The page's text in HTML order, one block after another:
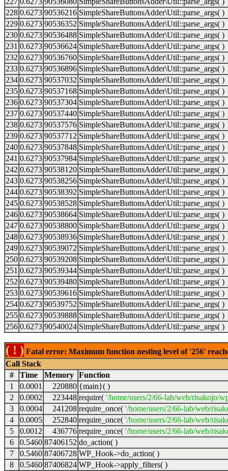
228 0.6273 90536216 SimpleShareButtonsAdder\Util::parse_args( )
229 0.6273 90536352 SimpleShareButtonsAdder\Util::parse_args( )
230 0.6273 90536488 SimpleShareButtonsAdder\Util::parse_args( )
231 0.6273 90536624 SimpleShareButtonsAdder\Util::parse_args( )
232 0.6273 90536760 SimpleShareButtonsAdder\Util::parse_args( )
233 0.6273 90536896 SimpleShareButtonsAdder\Util::parse_args( )
234 0.6273 90537032 SimpleShareButtonsAdder\Util::parse_args( )
235 0.6273 90537168 SimpleShareButtonsAdder\Util::parse_args( )
236 0.6273 90537304 SimpleShareButtonsAdder\Util::parse_args( )
237 0.6273 90537440 SimpleShareButtonsAdder\Util::parse_args( )
238 0.6273 90537576 SimpleShareButtonsAdder\Util::parse_args( )
239 0.6273 90537712 SimpleShareButtonsAdder\Util::parse_args( )
240 0.6273 90537848 SimpleShareButtonsAdder\Util::parse_args( )
241 0.6273 90537984 SimpleShareButtonsAdder\Util::parse_args( )
242 0.6273 90538120 SimpleShareButtonsAdder\Util::parse_args( )
243 0.6273 90538256 SimpleShareButtonsAdder\Util::parse_args( )
244 0.6273 90538392 SimpleShareButtonsAdder\Util::parse_args( )
245 0.6273 90538528 SimpleShareButtonsAdder\Util::parse_args( )
246 0.6273 90538664 SimpleShareButtonsAdder\Util::parse_args( )
247 0.6273 90538800 SimpleShareButtonsAdder\Util::parse_args( )
248 0.6273 90538936 SimpleShareButtonsAdder\Util::parse_args( )
249 0.6273 90539072 SimpleShareButtonsAdder\Util::parse_args( )
250 0.6273 90539208 SimpleShareButtonsAdder\Util::parse_args( )
251 0.6273 90539344 SimpleShareButtonsAdder\Util::parse_args( )
252 0.6273 90539480 SimpleShareButtonsAdder\Util::parse_args( )
253 0.6273 90539616 SimpleShareButtonsAdder\Util::parse_args( )
254 0.6273 90539752 SimpleShareButtonsAdder\Util::parse_args( )
255 0.6273 90539888 SimpleShareButtonsAdder\Util::parse_args( )
256 0.6273 90540024 SimpleShareButtonsAdder\Util::parse_args( )
( ! ) Fatal error: Maximum function nesting level of '256'
Call Stack
#
Time Memory Function
1
0.0001 220880 {main}( )
2
0.0002 223448 require( '/home/users/2/66-lab/web/risakojo/
3
0.0004 241208 require_once( '/home/users/2/66-lab/web/
4
0.0005 252840 require_once( '/home/users/2/66-lab/web/
5
0.0012 436776 require_once( '/home/users/2/66-lab/web/
6
0.5460 87406152 do_action( )
7
0.5460 87406728 WP_Hook->do_action( )
8
0.5460 87406824 WP_Hook->apply_filters( )